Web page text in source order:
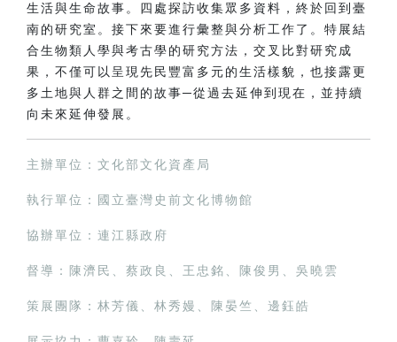
生活與生命故事。四處探訪收集眾多資料，終於回到臺
南的研究室。接下來要進行彙整與分析工作了。特展結
合生物類人學與考古學的研究方法，交叉比對研究成
果，不僅可以呈現先民豐富多元的生活樣貌，也接露更
多土地與人群之間的故事─從過去延伸到現在，並持續
向未來延伸發展。
主辦單位：文化部文化資產局
執行單位：國立臺灣史前文化博物館
協辦單位：連江縣政府
督導：陳濟民、蔡政良、王忠銘、陳俊男、吳曉雲
策展團隊：林芳儀、林秀嫚、陳晏竺、邊鈺皓